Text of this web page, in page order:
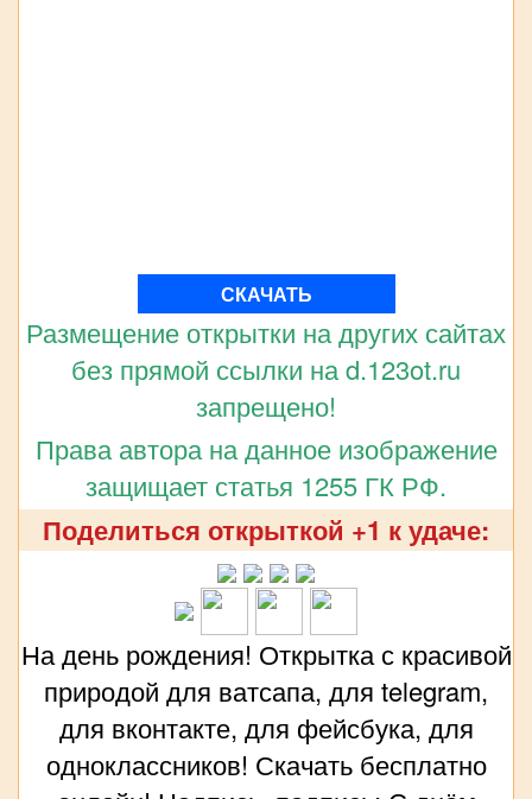
СКАЧАТЬ
Размещение открытки на других сайтах
без прямой ссылки на d.123ot.ru
запрещено!
Права автора на данное изображение
защищает статья 1255 ГК РФ.
Поделиться открыткой +1 к удаче:
На день рождения! Открытка с красивой
природой для ватсапа, для telegram,
для вконтакте, для фейсбука, для
одноклассников! Скачать бесплатно